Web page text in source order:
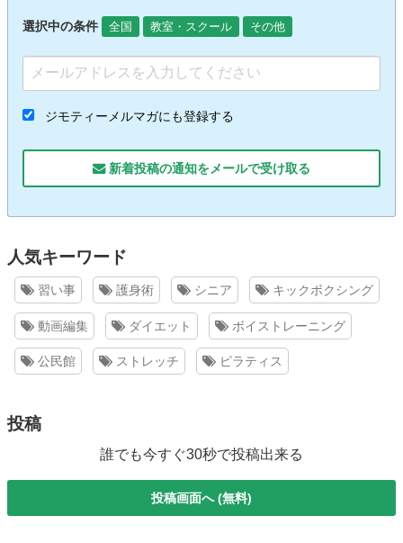
選択中の条件 全国 教室・スクール その他
ジモティーメルマガにも登録する
新着投稿の通知をメールで受け取る
人気キーワード
習い事 護身術 シニア キックボクシング
動画編集 ダイエット ボイストレーニング
公民館 ストレッチ ピラティス
投稿
誰でも今すぐ30秒で投稿出来る
投稿画面へ (無料)